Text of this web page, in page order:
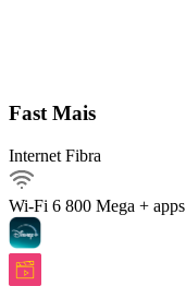
Fast Mais
Internet Fibra
Wi-Fi 6 800 Mega + apps